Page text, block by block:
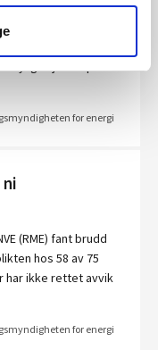
Finland, Sverige,
for energi
(RME) fant brudd
hos 58 av 75
har ikke rettet avvik
for energi